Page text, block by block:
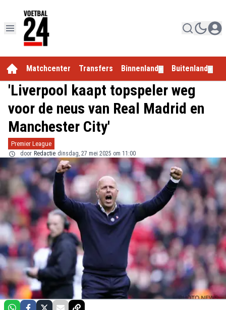
Matchcenter Transfers Binnenland Buitenland
'Liverpool kaapt topspeler weg
voor de neus van Real Madrid en
Manchester City'
Premier League
door Redactie dinsdag, 27 mei 2025 om 11:00